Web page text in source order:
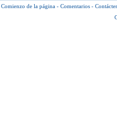
Comienzo de la página - Comentarios -